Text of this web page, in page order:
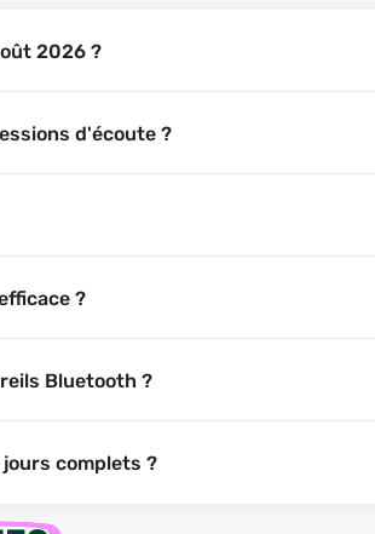
2026 ?
d'écoute ?
?
Bluetooth ?
complets ?